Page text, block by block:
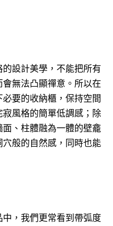
設計美學，不能把所有
無法凸顯禪意。所以在
要的收納櫃，保持空間
風格的簡單低調感；除
、柱體融為一體的壁龕
般的自然感，同時也能
，我們更常看到帶弧度